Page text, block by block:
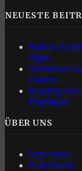
NEUESTE
Balkan
Tipps
Südindien
Palolem
Roadtrip
Highlights
ÜBER UNS
Impressum
Pr & Media